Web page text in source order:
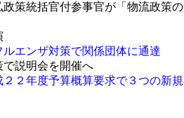
政策統括官付参事官が「物流政策の
ルエンザ対策で関係団体に通達
で説明会を開催へ
２２年度予算概算要求で３つの新規